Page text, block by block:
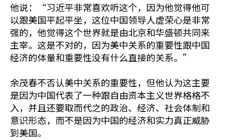
他说：“习近平非常喜欢听这个，因为他觉得他可
以跟美国平起平坐，这位中国领导人虚荣心是非常
强的，他觉得这个世界就是由北京和华盛顿共同来
主宰。这是不对的，因为美中关系的重要性跟中国
经济的体量和重要性没有什么直接的关系。”
余茂春不否认美中关系的重要性，但他认为这主要
是因为中国代表了一种跟自由资本主义世界格格不
入，并且还要取而代之的政治、经济、社会体制和
意识形态，而不是因为中国的经济和实力真正威胁
到美国。